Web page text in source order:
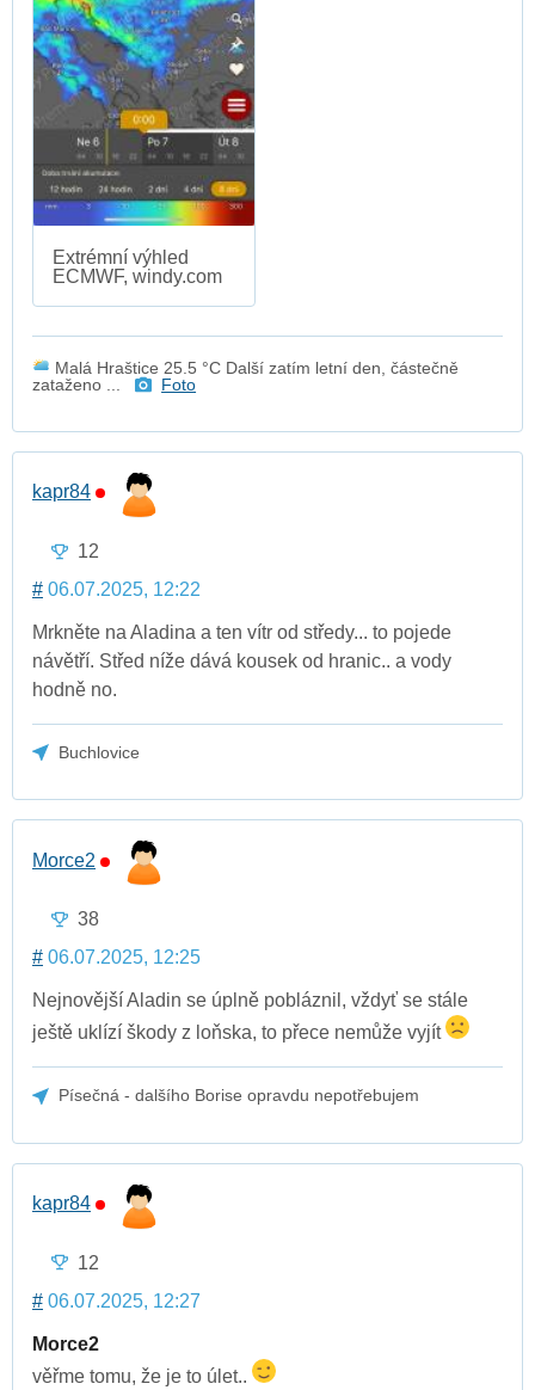
Extrémní výhled
ECMWF, windy.com
Malá Hraštice 25.5 °C Další zatím letní den, částečně
zataženo ...
Foto
kapr84
12
# 06.07.2025, 12:22
Mrkněte na Aladina a ten vítr od středy... to pojede
návětří. Střed níže dává kousek od hranic.. a vody
hodně no.
Buchlovice
Morce2
38
# 06.07.2025, 12:25
Nejnovější Aladin se úplně pobláznil, vždyť se stále
ještě uklízí škody z loňska, to přece nemůže vyjít
Písečná - dalšího Borise opravdu nepotřebujem
kapr84
12
# 06.07.2025, 12:27
Morce2
věřme tomu, že je to úlet..